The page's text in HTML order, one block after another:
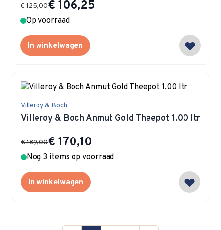
Special Price
€ 106,25
€ 125,00
Op voorraad
In winkelwagen
Villeroy & Boch
Villeroy & Boch Anmut Gold Theepot 1.00 ltr
Special Price
€ 170,10
€ 189,00
Nog 3 items op voorraad
In winkelwagen